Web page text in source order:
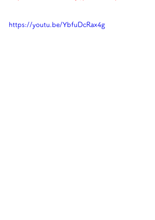
https://youtu.be/YbfuDcRax4g